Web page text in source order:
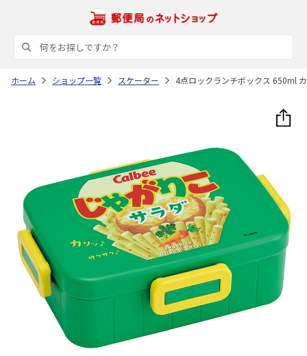
ホーム ショップ一覧 スケーター 4点ロックランチボックス 650ml